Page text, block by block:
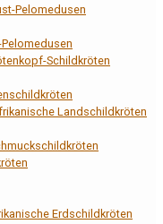
Pelomedusen
Schildkröten
Landschildkröten
Erdschildkröten